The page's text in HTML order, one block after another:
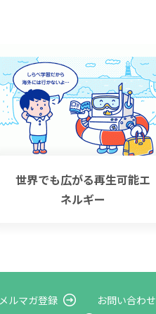
世界でも広がる再生可能エ
ネルギー
メルマガ登録 お問い合わせ